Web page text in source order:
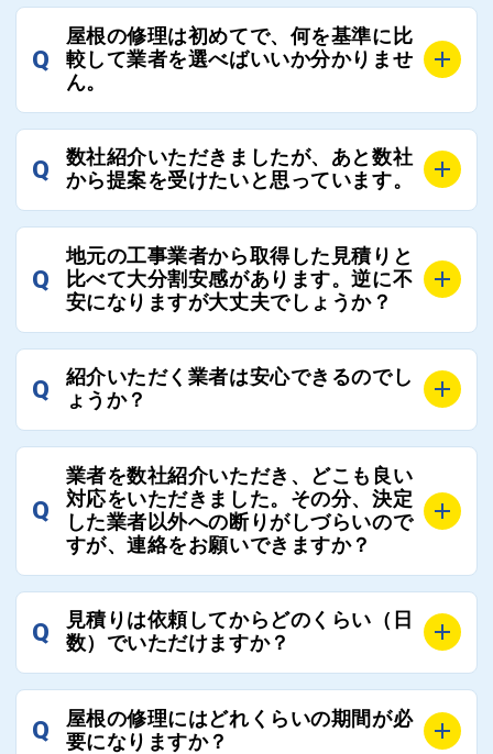
お客様のご要望をお聞きし、条件に合った工事業者を
最大3社まで選定し、ご紹介いたします。
そのため、お客様に比較する業者を選定いただく必要
Q
屋根の修理は初めてで、何を基準に比
較して業者を選べばいいか分かりませ
ん。
選定基準はお客様によって異なりますが、価格はもち
ろんのこと、実績面や保証面、担当者の人柄や社歴、
し、総合的に判断ください。
また、選定に迷った際などは屋根コネクト事務局へご
連絡いただければ、お客様の屋根修理を全面的にフォ
ローさせていただきます。お気軽にご相談ください。
Q
数社紹介いただきましたが、あと数社
から提案を受けたいと思っています。
全国300社以上の登録業者がございますので、プラス
でご紹介の要望をいただければ、即時屋根コネクトに
て対応させていただきます。お気軽にお申し付けくだ
Q
地元の工事業者から取得した見積りと
比べて大分割安感があります。逆に不
安になりますが大丈夫でしょうか？
残念ながら、リフォーム業界は費用の内訳に不透明な
部分が多く、一見同じ工事でも１００万円以上の差が
屋根コネクトではそのような不安を抱えてしまう屋根
の修理において、適正で公正な工事業者選びのお手伝
いをさせていただくサイトでございます。
まだまだそのような業界だからこそ比較が重要になり
ますので、是非屋根コネクトを活用ください。
Q
紹介いただく業者は安心できるのでし
ょうか？
屋根コネクトでは、お客様の安心を支える「優良工事
業者チェック制度」を設けております。
屋根コネクトにて定期的にお客様アンケートを実施
し、そこで評価の低かった業者は事実確認の上で、屋
根コネクトの判断により即時登録を解除できる契約と
優良業者のみをご紹介できる体制により、お客様の安
心と信頼を維持しております。
Q
業者を数社紹介いただき、どこも良い
対応をいただきました。その分、決定
した業者以外への断りがしづらいので
すが、連絡をお願いできますか？
屋根コネクトにお任せください。屋根コネクトでは、
工事業者へのお断りも無料で代行しております。
れる必要はございませんので、いつでもお気軽にご相
談ください。
Q
見積りは依頼してからどのくらい（日
数）でいただけますか？
工事業者にもよりますが、おおよそ現地調査後3日～1
週間前後にはお届けできます。
Q
屋根の修理にはどれくらいの期間が必
要になりますか？